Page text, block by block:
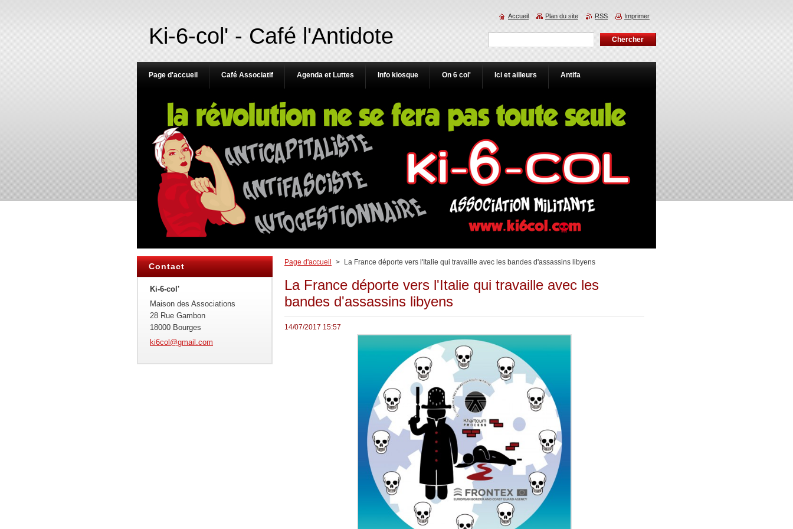
Ki-6-col' - Café l'Antidote
Page d'accueil > La France déporte vers l'Italie qui travaille avec les bandes d'assassins libyens
La France déporte vers l'Italie qui travaille avec les
bandes d'assassins libyens
14/07/2017 15:57
Contact
Ki-6-col'
Maison des Associations
28 Rue Gambon
18000 Bourges
ki6col@gmail.com
Page d'accueil Café Associatif Agenda et Luttes Info kiosque On 6 col' Ici et ailleurs Antifa
Accueil Plan du site RSS Imprimer